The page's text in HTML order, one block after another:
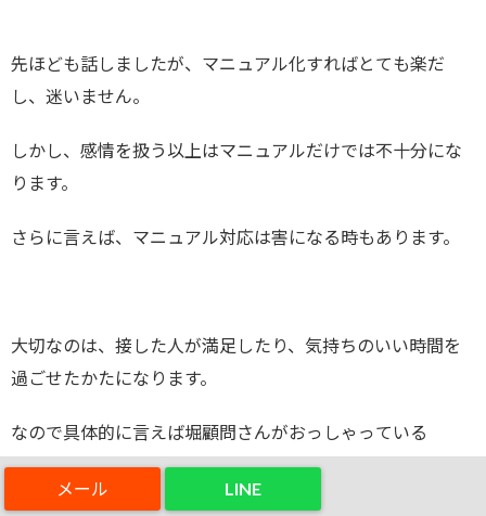
LINE
先ほども話しましたが、マニュアル化すればとても楽だ
し、迷いません。
しかし、感情を扱う以上はマニュアルだけでは不十分にな
ります。
さらに言えば、マニュアル対応は害になる時もあります。
大切なのは、接した人が満足したり、気持ちのいい時間を
過ごせたかたになります。
なので具体的に言えば堀顧問さんがおっしゃっている
マニュアルを超えたところに感動がある